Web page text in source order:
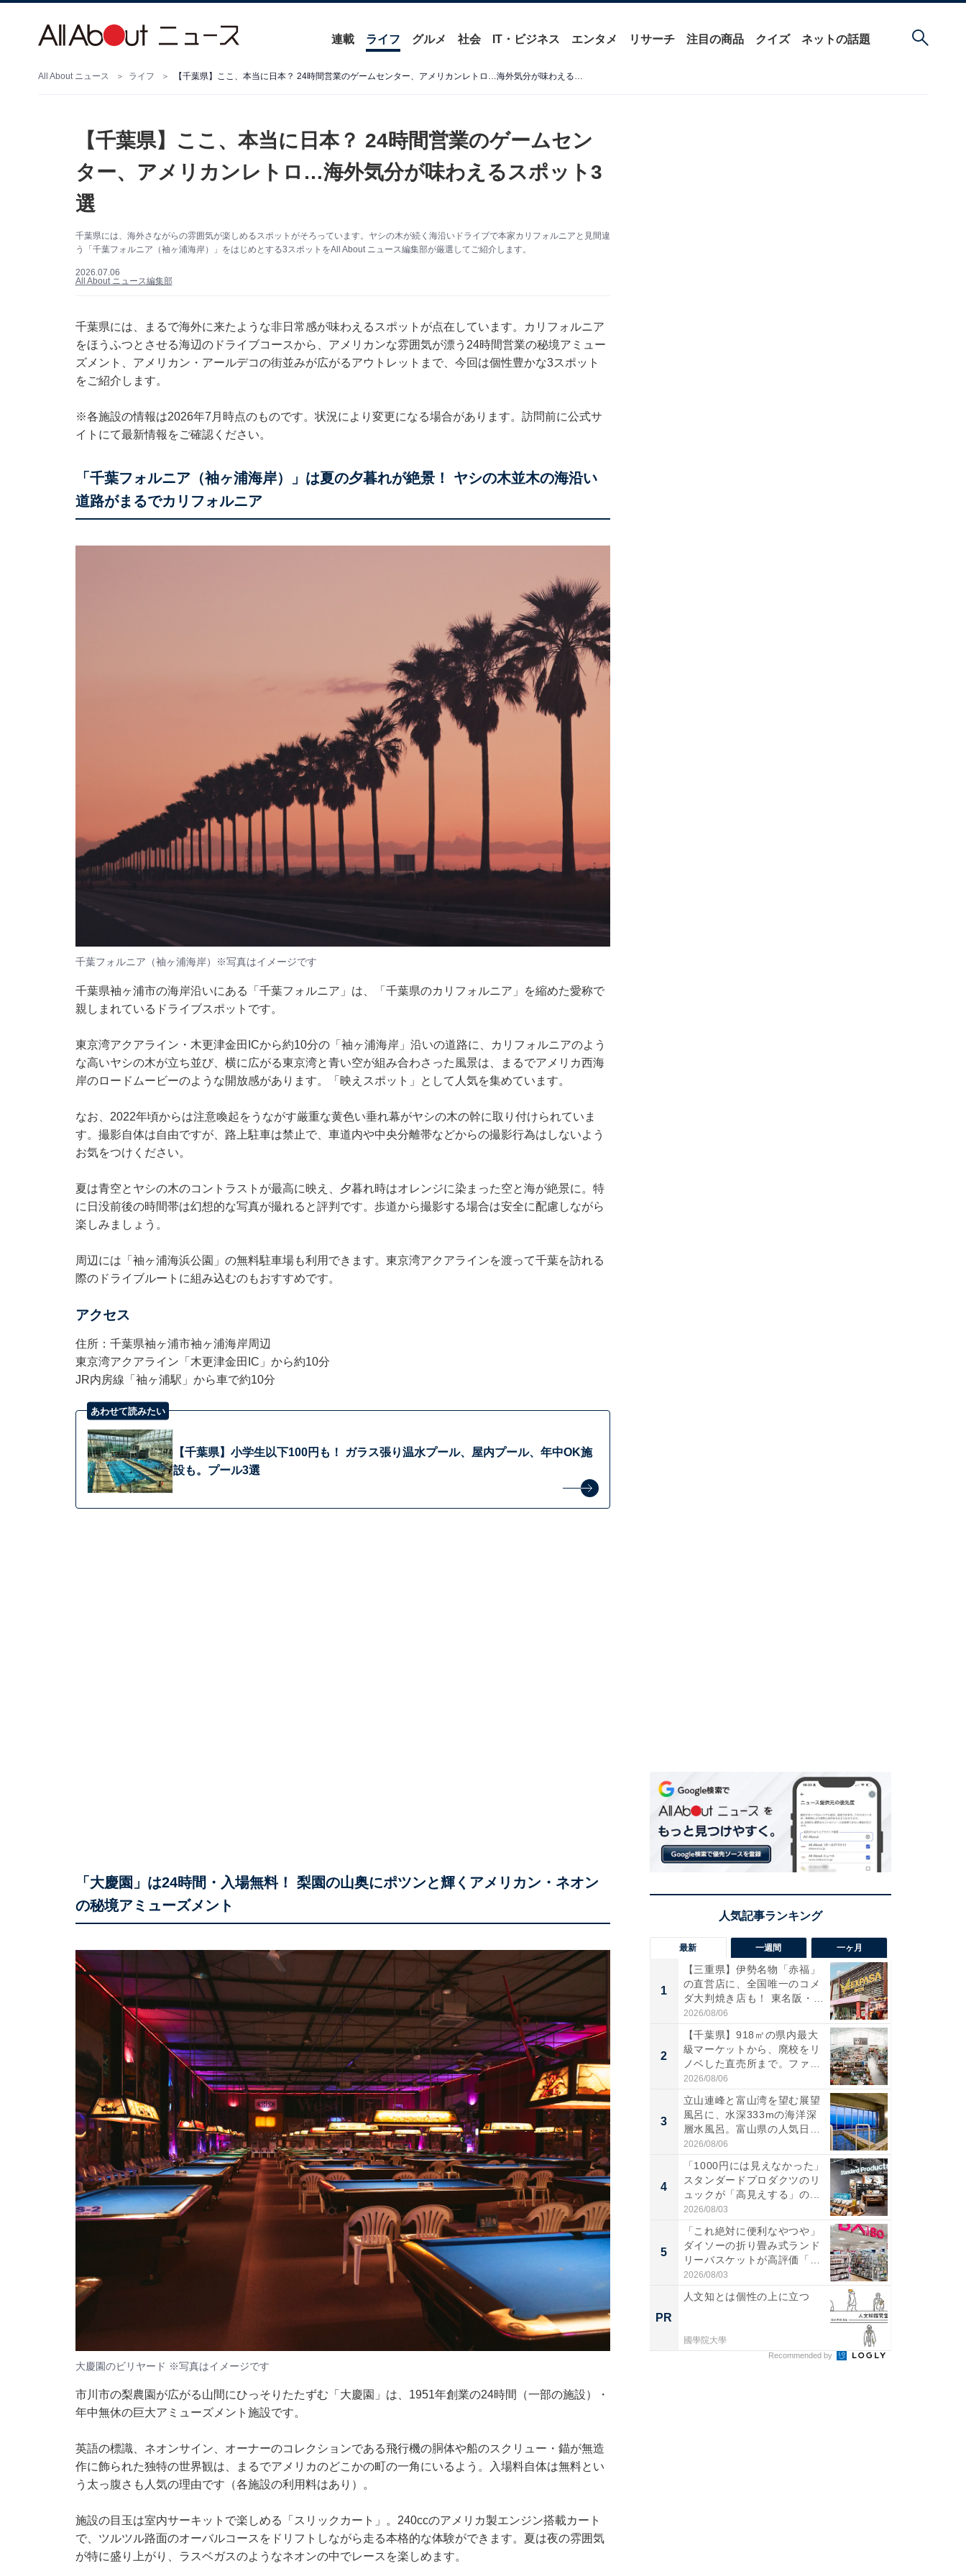
連載 ライフ グルメ 社会 IT・ビジネス エンタメ リサーチ 注目の商品 クイズ ネットの話題
All About ニュース ライフ 【千葉県】ここ、本当に日本？ 24時間営業のゲームセンター、アメリカンレトロ…海外気分が味わえるスポット3選
【千葉県】ここ、本当に日本？ 24時間営業のゲームセン
ター、アメリカンレトロ…海外気分が味わえるスポット3
選
千葉県には、海外さながらの雰囲気が楽しめるスポットがそろっています。ヤシの木が続く海沿いドライブで本家カリフォルニアと見間違
う「千葉フォルニア（袖ヶ浦海岸）」をはじめとする3スポットをAll About ニュース編集部が厳選してご紹介します。
2026.07.06
All About ニュース編集部
千葉県には、まるで海外に来たような非日常感が味わえるスポットが点在しています。カリフォルニア
をほうふつとさせる海辺のドライブコースから、アメリカンな雰囲気が漂う24時間営業の秘境アミュー
ズメント、アメリカン・アールデコの街並みが広がるアウトレットまで、今回は個性豊かな3スポット
をご紹介します。
※各施設の情報は2026年7月時点のものです。状況により変更になる場合があります。訪問前に公式サ
イトにて最新情報をご確認ください。
「千葉フォルニア（袖ヶ浦海岸）」は夏の夕暮れが絶景！ ヤシの木並木の海沿い
道路がまるでカリフォルニア
千葉フォルニア（袖ヶ浦海岸）※写真はイメージです
千葉県袖ヶ浦市の海岸沿いにある「千葉フォルニア」は、「千葉県のカリフォルニア」を縮めた愛称で
親しまれているドライブスポットです。
東京湾アクアライン・木更津金田ICから約10分の「袖ヶ浦海岸」沿いの道路に、カリフォルニアのよう
な高いヤシの木が立ち並び、横に広がる東京湾と青い空が組み合わさった風景は、まるでアメリカ西海
岸のロードムービーのような開放感があります。「映えスポット」として人気を集めています。
なお、2022年頃からは注意喚起をうながす厳重な黄色い垂れ幕がヤシの木の幹に取り付けられていま
す。撮影自体は自由ですが、路上駐車は禁止で、車道内や中央分離帯などからの撮影行為はしないよう
お気をつけください。
夏は青空とヤシの木のコントラストが最高に映え、夕暮れ時はオレンジに染まった空と海が絶景に。特
に日没前後の時間帯は幻想的な写真が撮れると評判です。歩道から撮影する場合は安全に配慮しながら
楽しみましょう。
周辺には「袖ヶ浦海浜公園」の無料駐車場も利用できます。東京湾アクアラインを渡って千葉を訪れる
際のドライブルートに組み込むのもおすすめです。
アクセス
住所：千葉県袖ヶ浦市袖ヶ浦海岸周辺
東京湾アクアライン「木更津金田IC」から約10分
JR内房線「袖ヶ浦駅」から車で約10分
あわせて読みたい
【千葉県】小学生以下100円も！ ガラス張り温水プール、屋内プール、年中OK施
設も。プール3選
「大慶園」は24時間・入場無料！ 梨園の山奥にポツンと輝くアメリカン・ネオン
の秘境アミューズメント
大慶園のビリヤード ※写真はイメージです
市川市の梨農園が広がる山間にひっそりたたずむ「大慶園」は、1951年創業の24時間（一部の施設）・
年中無休の巨大アミューズメント施設です。
英語の標識、ネオンサイン、オーナーのコレクションである飛行機の胴体や船のスクリュー・錨が無造
作に飾られた独特の世界観は、まるでアメリカのどこかの町の一角にいるよう。入場料自体は無料とい
う太っ腹さも人気の理由です（各施設の利用料はあり）。
施設の目玉は室内サーキットで楽しめる「スリックカート」。240ccのアメリカ製エンジン搭載カート
で、ツルツル路面のオーバルコースをドリフトしながら走る本格的な体験ができます。夏は夜の雰囲気
が特に盛り上がり、ラスベガスのようなネオンの中でレースを楽しめます。
最新 一週間 一ヶ月
1
【三重県】伊勢名物「赤福」
の直営店に、全国唯一のコメ
ダ大判焼き店も！ 東名阪・
伊...
2026/08/06
2
【千葉県】918㎡の県内最大
級マーケットから、廃校をリ
ノベした直売所まで。ファ
ー...
2026/08/06
3
立山連峰と富山湾を望む展望
風呂に、水深333mの海洋深
層水風呂。富山県の人気日
帰...
2026/08/06
4
「1000円には見えなかった」
スタンダードプロダクツのリ
ュックが「高見えする」の...
2026/08/03
5
「これ絶対に便利なやつや」
ダイソーの折り畳み式ランド
リーバスケットが高評価「使
わ...
2026/08/03
PR
人文知とは個性の上に立つ
國學院大學
Recommended by